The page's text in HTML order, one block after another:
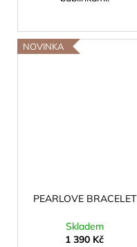
NOVINKA
PEARLOVE BRACELET
Skladem
1 390 Kč